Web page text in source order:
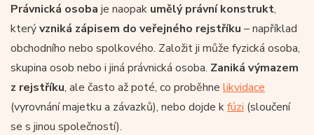
Právnická osoba je naopak umělý právní konstrukt,
kterývzniká zápisem do veřejného rejstříku – například
obchodního nebo spolkového. Založit ji může fyzická osoba,
skupina osob nebo i jiná právnická osoba. Zaniká výmazem
z rejstříku, ale často až poté, co proběhne likvidace
(vyrovnání majetku a závazků), nebo dojde kfúzi (sloučení
se s jinou společností).